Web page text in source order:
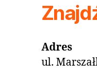
Adres
ul.